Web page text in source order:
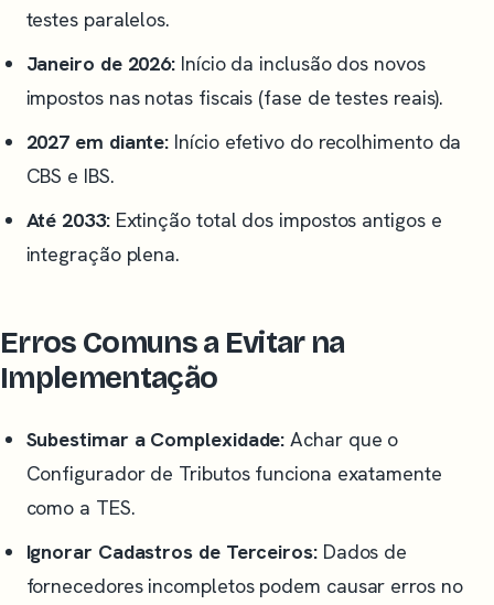
testes paralelos.
Janeiro de 2026: Início da inclusão dos novos
impostos nas notas fiscais (fase de testes reais).
2027 em diante: Início efetivo do recolhimento da
CBS e IBS.
Até 2033:Extinção total dos impostos antigos e
integração plena.
Erros Comuns a Evitar na
Implementação
Subestimar a Complexidade: Achar que o
Configurador de Tributos funciona exatamente
como a TES.
Ignorar Cadastros de Terceiros:Dados de
fornecedores incompletos podem causar erros no